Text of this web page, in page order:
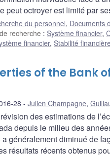
peut octroyer est limité par
du personnel, Documents
recherche : Système financier,
financier, Stabilité
of the Bank
28 Julien Champagne,
des estimations de
depuis le milieu des
généralement diminué de
résultats récents obtenus